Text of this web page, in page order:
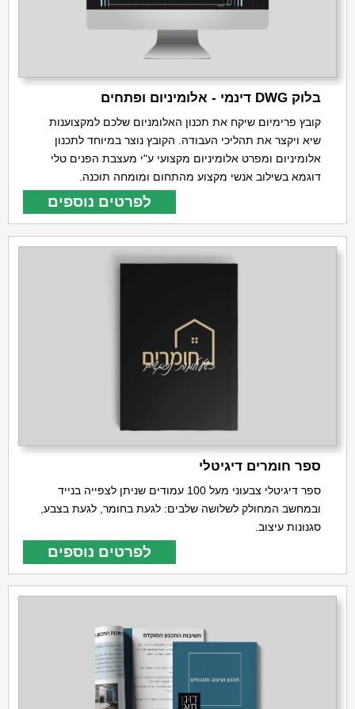
בלוק DWG דינמי - אלומיניום ופתחים
קובץ פרימיום שיקח את תכנון האלומניום שלכם למקצוענות
שיא ויקצר את תהליכי העבודה. הקובץ נוצר במיוחד לתכנון
אלומיניום ומפרט אלומיניום מקצועי ע"י מעצבת הפנים טלי
דוגמא בשילוב אנשי מקצוע מהתחום ומומחה תוכנה.
לפרטים נוספים
ספר חומרים דיגיטלי
ספר דיגיטלי צבעוני מעל 100 עמודים שניתן לצפייה בנייד
ובמחשב המחולק לשלושה שלבים: לגעת בחומר, לגעת בצבע,
סגנונות עיצוב.
לפרטים נוספים